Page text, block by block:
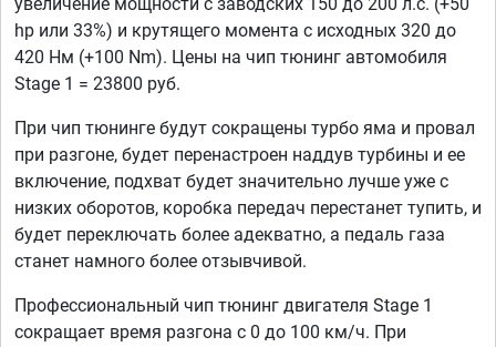
hp или 33%) и крутящего момента с исходных 320 до
420 Нм (+100 Nm). Цены на чип тюнинг автомобиля
Stage 1 = 23800 руб.
При чип тюнинге будут сокращены турбо яма и провал
при разгоне, будет перенастроен наддув турбины и ее
включение, подхват будет значительно лучше уже с
низких оборотов, коробка передач перестанет тупить, и
будет переключать более адекватно, а педаль газа
станет намного более отзывчивой.
Профессиональный чип тюнинг двигателя Stage 1
сокращает время разгона с 0 до 100 км/ч. При